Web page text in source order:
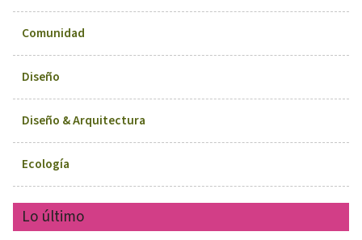
Comunidad
Diseño
Diseño & Arquitectura
Ecología
Lo último